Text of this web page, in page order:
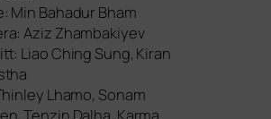
Min Bahadur Bham
Aziz Zhambakiyev
Liao Ching Sung, Kiran
Lhamo, Sonam